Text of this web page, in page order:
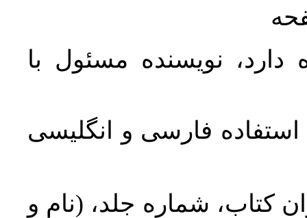
نویسنده مسئول با
استفاده فارسی و انگلیسی
کتاب، شماره جلد، (نام و